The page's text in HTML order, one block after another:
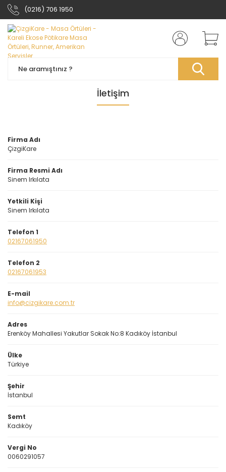
(0216) 706 1950
İletişim
Firma Adı
ÇizgiKare
Firma Resmi Adı
Sinem Irkılata
Yetkili Kişi
Sinem Irkılata
Telefon 1
02167061950
Telefon 2
02167061953
E-mail
info@cizgikare.com.tr
Adres
Erenköy Mahallesi Yakutlar Sokak No:8 Kadıköy İstanbul
Ülke
Türkiye
Şehir
İstanbul
Semt
Kadıköy
Vergi No
0060291057